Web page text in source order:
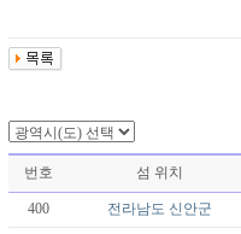
번호 섬 위치
400 전라남도 신안군